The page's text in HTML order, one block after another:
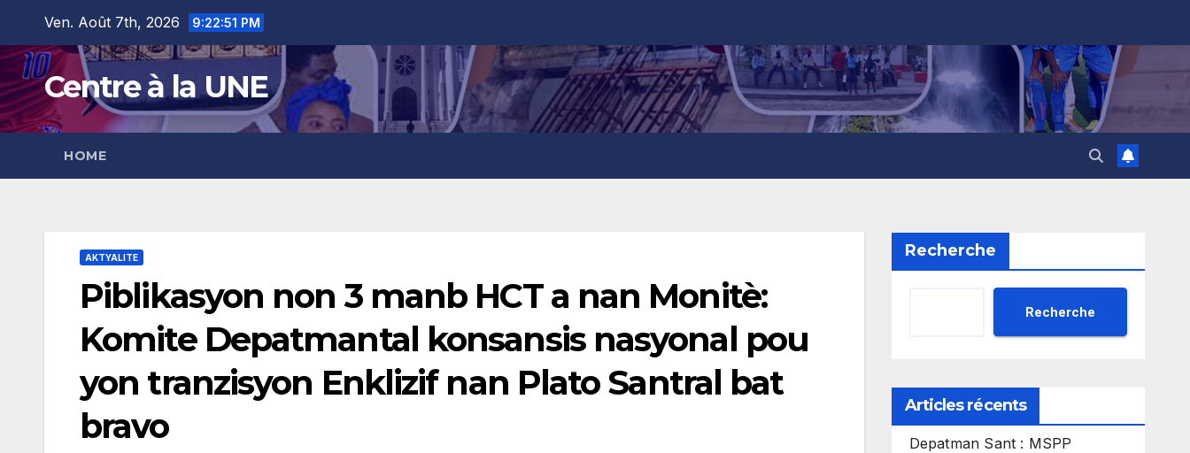
content
content
Ven. Août 7th, 2026 9:22:52 PM
Centre à la UNE
HOME
AKTYALITE
Piblikasyon non 3 manb HCT a nan Monitè:
Komite Depatmantal konsansis nasyonal pou
yon tranzisyon Enklizif nan Plato Santral bat
bravo
Recherche
Recherche
Articles récents
Depatman Sant : MSPP